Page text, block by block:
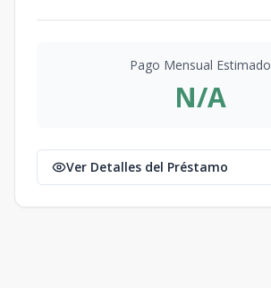
Pago Mensual Estimado
N/A
Ver Detalles del Préstamo